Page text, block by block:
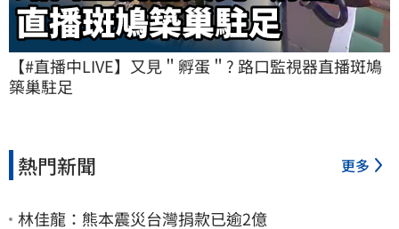
【#直播中LIVE】又見＂孵蛋＂? 路口監視器直播斑鳩
築巢駐足
熱門新聞 更多
林佳龍：熊本震災台灣捐款已逾2億